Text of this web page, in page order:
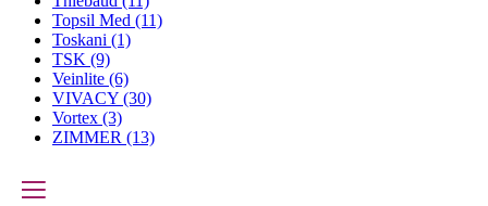
Topsil Med (11)
Toskani (1)
TSK (9)
Veinlite (6)
VIVACY (30)
Vortex (3)
ZIMMER (13)